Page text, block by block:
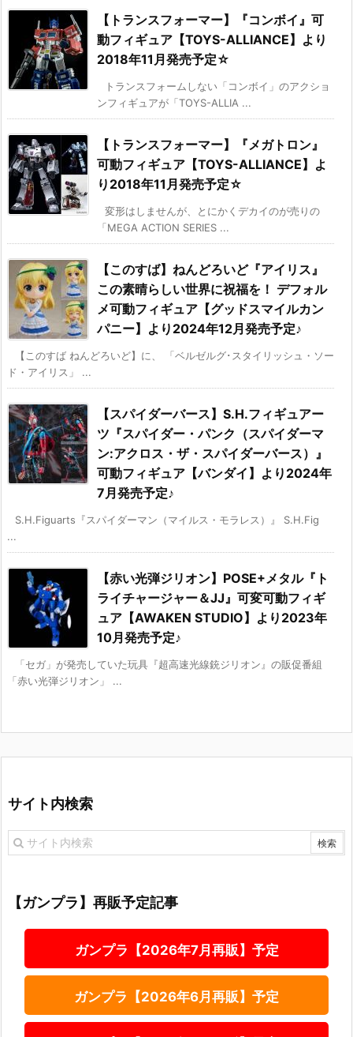
【トランスフォーマー】『コンボイ』可
動フィギュア【TOYS-ALLIANCE】より
2018年11月発売予定☆
トランスフォームしない「コンボイ」のアクショ
ンフィギュアが「TOYS-ALLIA ...
【トランスフォーマー】『メガトロン』
可動フィギュア【TOYS-ALLIANCE】よ
り2018年11月発売予定☆
変形はしませんが、とにかくデカイのが売りの
「MEGA ACTION SERIES ...
【このすば】ねんどろいど『アイリス』
この素晴らしい世界に祝福を！ デフォル
メ可動フィギュア【グッドスマイルカン
パニー】より2024年12月発売予定♪
【このすば ねんどろいど】に、 「ベルゼルグ･スタイリッシュ・ソー
ド・アイリス」 ...
【スパイダーバース】S.H.フィギュアー
ツ『スパイダー・パンク（スパイダーマ
ン:アクロス・ザ・スパイダーバース）』
可動フィギュア【バンダイ】より2024年
7月発売予定♪
S.H.Figuarts『スパイダーマン（マイルス・モラレス）』 S.H.Fig
...
【赤い光弾ジリオン】POSE+メタル『ト
ライチャージャー＆JJ』可変可動フィギ
ュア【AWAKEN STUDIO】より2023年
10月発売予定♪
「セガ」が発売していた玩具『超高速光線銃ジリオン』の販促番組
「赤い光弾ジリオン」 ...
サイト内検索
【ガンプラ】再販予定記事
ガンプラ【2026年7月再販】予定
ガンプラ【2026年6月再販】予定